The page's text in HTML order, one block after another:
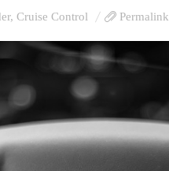
, Cruise Control Permalink